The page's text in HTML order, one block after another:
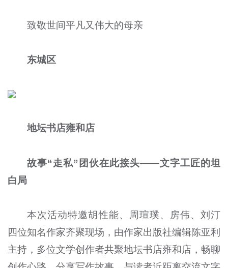
致敬世间平凡又伟大的母亲
东城区
地坛书店雍和店
故事“走私”团伙在此接头——文字工匠的坦
白局
本次活动特邀胡性能、周瑄璞、房伟、刘汀
四位知名作家齐聚现场，由作家出版社编辑陈亚利
主持，多位文学创作者共聚地坛书店雍和店，畅聊